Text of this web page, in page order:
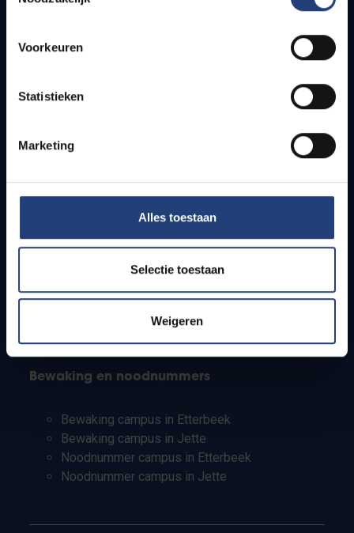
Voorkeuren
Statistieken
Marketing
Alles toestaan
Selectie toestaan
Weigeren
Bereikbaarheid
Studenten
PhD-studenten
Leerkrachten en secundaire scholen
Bewaking en noodnummers
Bewaking campus in Etterbeek
Bewaking campus in Jette
Noodnummer campus in Etterbeek
Noodnummer campus in Jette